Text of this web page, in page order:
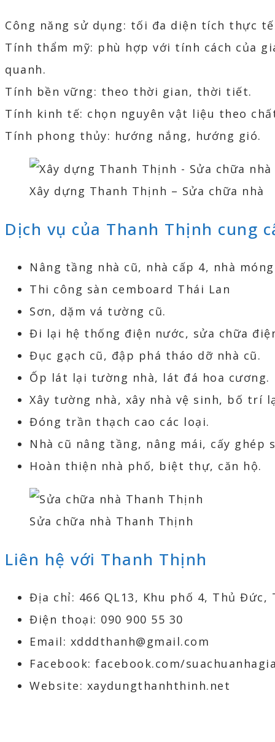
Công năng sử dụng: tối đa diện tích thực
Tính thẩm mỹ: phù hợp với tính cách của
quanh.
Tính bền vững: theo thời gian, thời tiết.
Tính kinh tế: chọn nguyên vật liệu theo
Tính phong thủy: hướng nắng, hướng gió.
Xây dựng Thanh Thịnh – Sửa chữa nhà
Dịch vụ của Thanh Thịnh cung
Nâng tầng nhà cũ, nhà cấp 4, nhà
Thi công sàn cemboard Thái Lan
Sơn, dặm vá tường cũ.
Đi lại hệ thống điện nước, sửa chữa
Đục gạch cũ, đập phá tháo dỡ nhà cũ.
Ốp lát lại tường nhà, lát đá hoa cương.
Xây tường nhà, xây nhà vệ sinh, bố trí
Đóng trần thạch cao các loại.
Nhà cũ nâng tầng, nâng mái, cấy ghép
Hoàn thiện nhà phố, biệt thự, căn hộ.
Sửa chữa nhà Thanh Thịnh
Liên hệ với Thanh Thịnh
Địa chỉ: 466 QL13, Khu phố 4, Thủ Đức,
Điện thoại: 090 900 55 30
Email: xdddthanh@gmail.com
Facebook: facebook.com/
Website: xaydungthanhthinh.net